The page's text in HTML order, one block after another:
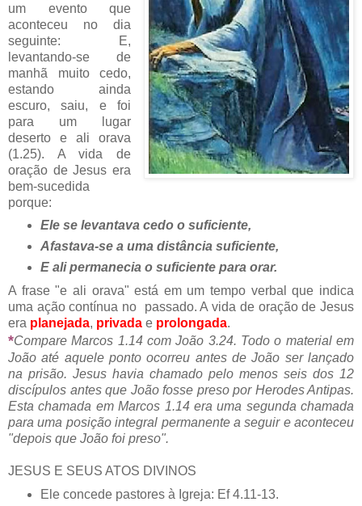
um evento que
aconteceu no dia
seguinte: E,
levantando-se de
manhã muito cedo,
estando ainda
escuro, saiu, e foi
para um lugar
deserto e ali orava
(1.25). A vida de
oração de Jesus era
bem-sucedida
porque:
Ele se levantava cedo o suficiente,
Afastava-se a uma distância suficiente,
E ali permanecia o suficiente para orar.
A frase "e ali orava" está em um tempo verbal que indica
uma ação contínua no passado. A vida de oração de Jesus
era planejada, privada e prolongada.
*Compare Marcos 1.14 com João 3.24. Todo o material em
João até aquele ponto ocorreu antes de João ser lançado
na prisão. Jesus havia chamado pelo menos seis dos 12
discípulos antes que João fosse preso por Herodes Antipas.
Esta chamada em Marcos 1.14 era uma segunda chamada
para uma posição integral permanente a seguir e aconteceu
"depois que João foi preso".
JESUS E SEUS ATOS DIVINOS
Ele concede pastores à Igreja: Ef 4.11-13.